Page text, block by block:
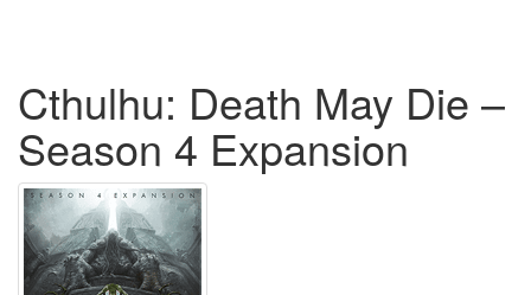
Cthulhu: Death May Die –
Season 4 Expansion